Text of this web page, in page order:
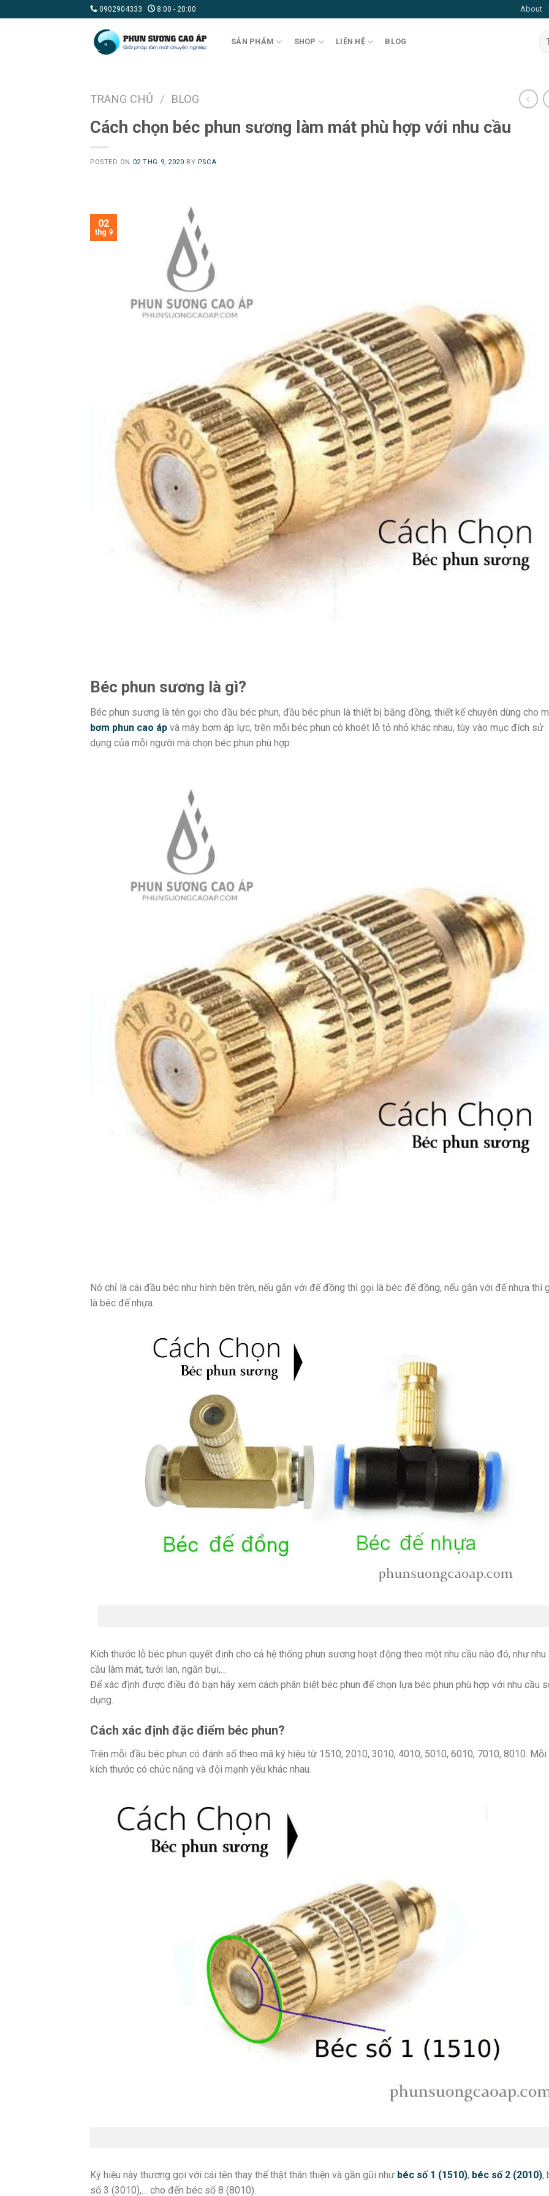
0902904333 8:00 - 20:00 About
SẢN PHẨM SHOP LIÊN HỆ BLOG
TRANG CHỦ / BLOG
Cách chọn béc phun sương làm mát phù hợp với nhu cầu
POSTED ON 02 THG 9, 2020 BY PSCA
02
thg 9
Béc phun sương là gì?
Béc phun sương là tên gọi cho đầu béc phun, đầu béc phun là thiết bị bằng đồng, thiết kế chuyên dùng cho
bơm phun cao áp và máy bơm áp lực, trên mỗi béc phun có khoét lỗ tỏ nhỏ khác nhau, tùy vào mục đích sử
dụng của mỗi người mà chọn béc phun phù hợp.
Nó chỉ là cái đầu béc như hình bên trên, nếu gắn với đế đồng thì gọi là béc đế đồng, nếu gắn với đế nhựa thì
là béc đế nhựa.
Kích thước lỗ béc phun quyết định cho cả hệ thống phun sương hoạt động theo một nhu cầu nào đó, như nhu
cầu làm mát, tưới lan, ngăn bụi,…
Để xác định được điều đó bạn hãy xem cách phân biệt béc phun để chọn lựa béc phun phù hợp với nhu cầu
dụng.
Cách xác định đặc điểm béc phun?
Trên mỗi đầu béc phun có đánh số theo mã ký hiệu từ 1510, 2010, 3010, 4010, 5010, 6010, 7010, 8010. Mỗi
kích thước có chức năng và đội mạnh yếu khác nhau.
Ký hiệu này thương gọi với cái tên thay thế thật thân thiện và gần gũi như béc số 1 (1510), béc số 2 (2010),
số 3 (3010),… cho đến béc số 8 (8010).